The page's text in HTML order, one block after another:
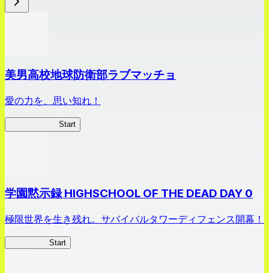
美男高校地球防衛部ラブマッチョ
愛の力を、思い知れ！
Start
学園黙示録 HIGHSCHOOL OF THE DEAD DAY 0
極限世界を生き残れ。サバイバルタワーディフェンス開幕！
Start